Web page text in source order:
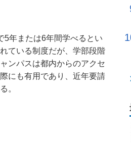
5年または6年間学べるとい
ている制度だが、学部段階
ンパスは都内からのアクセ
にも有用であり、近年要請
。